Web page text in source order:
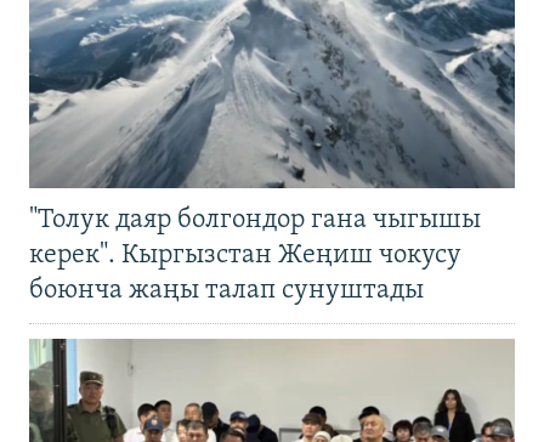
"Толук даяр болгондор гана чыгышы
керек". Кыргызстан Жеңиш чокусу
боюнча жаңы талап сунуштады